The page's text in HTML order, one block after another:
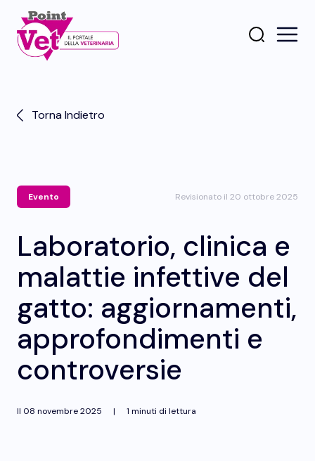
Torna Indietro
Evento Revisionato il 20 ottobre 2025
Laboratorio, clinica e
malattie infettive del
gatto: aggiornamenti,
approfondimenti e
controversie
Il 08 novembre 2025 | 1 minuti di lettura